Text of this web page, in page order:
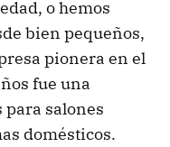
o hemos
bien pequeños,
pionera en el
fue una
salones
domésticos.